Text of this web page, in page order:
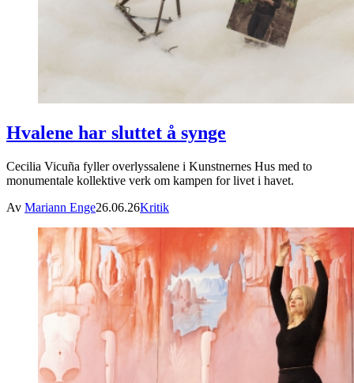
Hvalene har sluttet å synge
Cecilia Vicuña fyller overlyssalene i Kunstnernes Hus med to
monumentale kollektive verk om kampen for livet i havet.
Av Mariann Enge26.06.26Kritik